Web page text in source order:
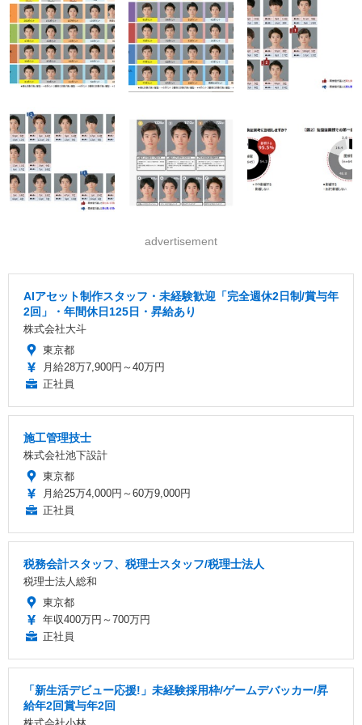
advertisement
AIアセット制作スタッフ・未経験歓迎「完全週休2日制/賞与年
2回」・年間休日125日・昇給あり
株式会社大斗
東京都
月給28万7,900円～40万円
正社員
施工管理技士
株式会社池下設計
東京都
月給25万4,000円～60万9,000円
正社員
税務会計スタッフ、税理士スタッフ/税理士法人
税理士法人総和
東京都
年収400万円～700万円
正社員
「新生活デビュー応援!」未経験採用枠/ゲームデバッカー/昇
給年2回賞与年2回